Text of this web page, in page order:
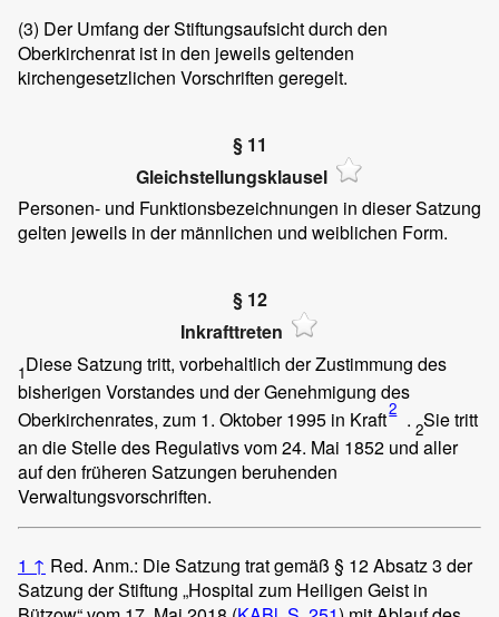
(3) Der Umfang der Stiftungsaufsicht durch den
Oberkirchenrat ist in den jeweils geltenden
kirchengesetzlichen Vorschriften geregelt.
§ 11
Gleichstellungsklausel
Personen- und Funktionsbezeichnungen in dieser Satzung
gelten jeweils in der männlichen und weiblichen Form.
§ 12
Inkrafttreten
1Diese Satzung tritt, vorbehaltlich der Zustimmung des
bisherigen Vorstandes und der Genehmigung des
Oberkirchenrates, zum 1. Oktober 1995 in Kraft2 . 2Sie tritt
an die Stelle des Regulativs vom 24. Mai 1852 und aller
auf den früheren Satzungen beruhenden
Verwaltungsvorschriften.
1 ↑ Red. Anm.: Die Satzung trat gemäß § 12 Absatz 3 der
Satzung der Stiftung „Hospital zum Heiligen Geist in